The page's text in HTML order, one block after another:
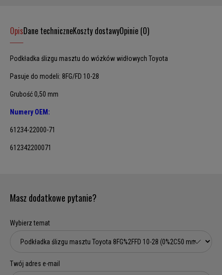
OpisDane techniczneKoszty dostawyOpinie (0)
Podkładka ślizgu masztu do wózków widłowych Toyota
Pasuje do modeli: 8FG/FD 10-28
Grubość 0,50 mm
Numery OEM:
61234-22000-71
612342200071
Masz dodatkowe pytanie?